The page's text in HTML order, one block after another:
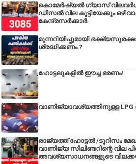
കൊമേർഷ്യൽ ഗ്യാസ്
ഡീസല്‍ വില കൂട്ടിയേക്കും
കേന്ദ്രസര്‍ക്കാര്‍.
മുന്നറിയിപ്പുമായി
ശ്രദ്ധിക്കണം.?
ഹോട്ടലുകളിൽ ഈച്ച ഭരണം!
വാണിജ്യാവശ്യത്തിനുള്ള LPG
രാജ്യത്ത് ഹോട്ടൽ /ടൂറിസം
വാണിജ്യ സിലിണ്ടറിന്റെ വില
അവശ്യസാധനങ്ങളുടെ